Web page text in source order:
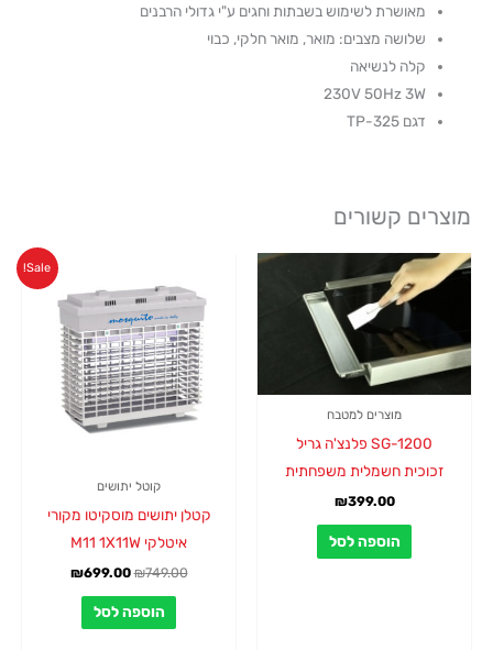
מאושרת לשימוש בשבתות וחגים ע"י גדולי הרבנים
שלושה מצבים: מואר, מואר חלקי, כבוי
קלה לנשיאה
230V 50Hz 3W
דגם TP-325
מוצרים קשורים
מוצרים למטבח
SG-1200 פלנצ'ה גריל
זכוכית חשמלית משפחתית
₪399.00
הוספה לסל
Sale!
קוטל יתושים
קטלן יתושים מוסקיטו מקורי
איטלקי M11 1X11W
₪749.00
היה:
₪749.00.
₪699.00
המחיר
הנוכחי
הוא:
הוספה לסל